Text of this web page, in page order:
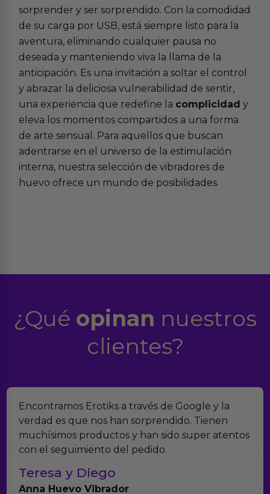
sorprender y ser sorprendido. Con la comodidad
de su carga por USB, está siempre listo para la
aventura, eliminando cualquier pausa no
deseada y manteniendo viva la llama de la
anticipación. Es una invitación a soltar el control
y abrazar la deliciosa vulnerabilidad de sentir,
una experiencia que redefine la complicidad y
eleva los momentos compartidos a una forma
de arte sensual. Para aquellos que buscan
adentrarse en el universo de la estimulación
interna, nuestraselección de vibradores de
huevo ofrece un mundo de posibilidades.
¿Qué opinan nuestros
clientes?
Suelo comprar en tiendas eróticas online, y
Erotiks es una de las que más me gustan. No he
tenido nunca ningún problema con los
productos.
Paula A.
Brightpurple Vibrador y Rotador